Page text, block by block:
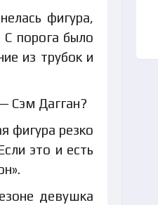
фигура,
порога было
из трубок и
Сэм Дагган?
фигура резко
это и есть
девушка